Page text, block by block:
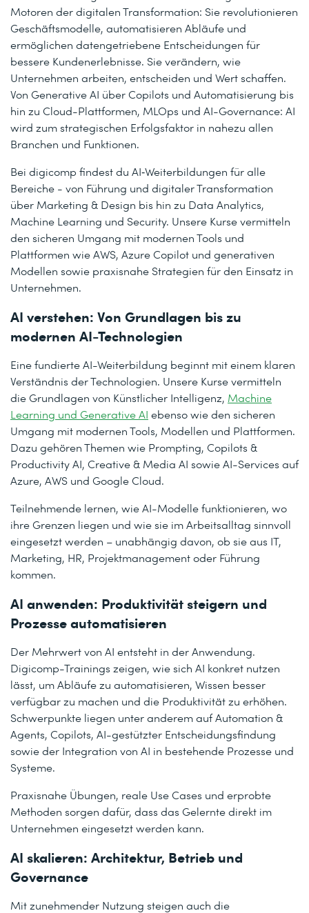
Motoren der digitalen Transformation: Sie revolutionieren
Geschäftsmodelle, automatisieren Abläufe und
ermöglichen datengetriebene Entscheidungen für
bessere Kundenerlebnisse. Sie verändern, wie
Unternehmen arbeiten, entscheiden und Wert schaffen.
Von Generative AI über Copilots und Automatisierung bis
hin zu Cloud-Plattformen, MLOps und AI-Governance: AI
wird zum strategischen Erfolgsfaktor in nahezu allen
Branchen und Funktionen.
Bei digicomp findest du AI‑Weiterbildungen für alle
Bereiche - von Führung und digitaler Transformation
über Marketing & Design bis hin zu Data Analytics,
Machine Learning und Security. Unsere Kurse vermitteln
den sicheren Umgang mit modernen Tools und
Plattformen wie AWS, Azure Copilot und generativen
Modellen sowie praxisnahe Strategien für den Einsatz in
Unternehmen.
AI verstehen: Von Grundlagen bis zu
modernen AI-Technologien
Eine fundierte AI-Weiterbildung beginnt mit einem klaren
Verständnis der Technologien. Unsere Kurse vermitteln
die Grundlagen von Künstlicher Intelligenz, Machine
Learning und Generative AI ebenso wie den sicheren
Umgang mit modernen Tools, Modellen und Plattformen.
Dazu gehören Themen wie Prompting, Copilots &
Productivity AI, Creative & Media AI sowie AI-Services auf
Azure, AWS und Google Cloud.
Teilnehmende lernen, wie AI-Modelle funktionieren, wo
ihre Grenzen liegen und wie sie im Arbeitsalltag sinnvoll
eingesetzt werden – unabhängig davon, ob sie aus IT,
Marketing, HR, Projektmanagement oder Führung
kommen.
AI anwenden: Produktivität steigern und
Prozesse automatisieren
Der Mehrwert von AI entsteht in der Anwendung.
Digicomp-Trainings zeigen, wie sich AI konkret nutzen
lässt, um Abläufe zu automatisieren, Wissen besser
verfügbar zu machen und die Produktivität zu erhöhen.
Schwerpunkte liegen unter anderem auf Automation &
Agents, Copilots, AI-gestützter Entscheidungsfindung
sowie der Integration von AI in bestehende Prozesse und
Systeme.
Praxisnahe Übungen, reale Use Cases und erprobte
Methoden sorgen dafür, dass das Gelernte direkt im
Unternehmen eingesetzt werden kann.
AI skalieren: Architektur, Betrieb und
Governance
Mit zunehmender Nutzung steigen auch die